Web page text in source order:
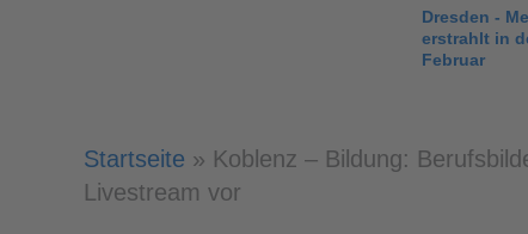
Dresden -
erstrahlt in
Februar
Startseite » Koblenz – Bildung:
Livestream vor